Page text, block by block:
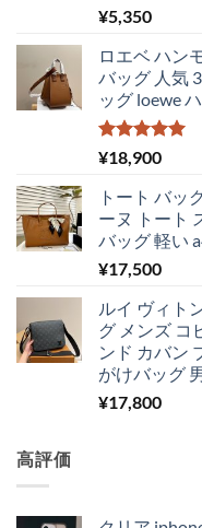
¥5,350
ロエベ ハン
バッグ 人気
ッグ loewe
5段階中
5.00の評価
¥18,900
トート バッ
ーヌ トート
バッグ 軽い
¥17,500
ルイ ヴィト
グ メンズ コ
ンド カバン
がけバッグ
¥17,800
高評価